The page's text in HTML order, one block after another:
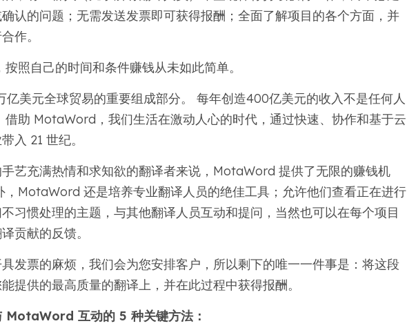
认的问题；无需发送发票即可获得报酬；全面了解项目的各个方面，并
作。
照自己的时间和条件赚钱从未如此简单。
亿美元全球贸易的重要组成部分。 每年创造400亿美元的收入不是任何人
借助 MotaWord，我们生活在激动人心的时代，通过快速、协作和基于云
入 21 世纪。
艺充满热情和求知欲的翻译者来说，MotaWord 提供了无限的赚钱机
，MotaWord 还是培养专业翻译人员的绝佳工具；允许他们查看正在进行
习惯处理的主题，与其他翻译人员互动和提问，当然也可以在每个项目
贡献的反馈。
发票的麻烦，我们会为您安排客户，所以剩下的唯一一件事是：将这段
提供的最高质量的翻译上，并在此过程中获得报酬。
MotaWord 互动的 5 种关键方法：